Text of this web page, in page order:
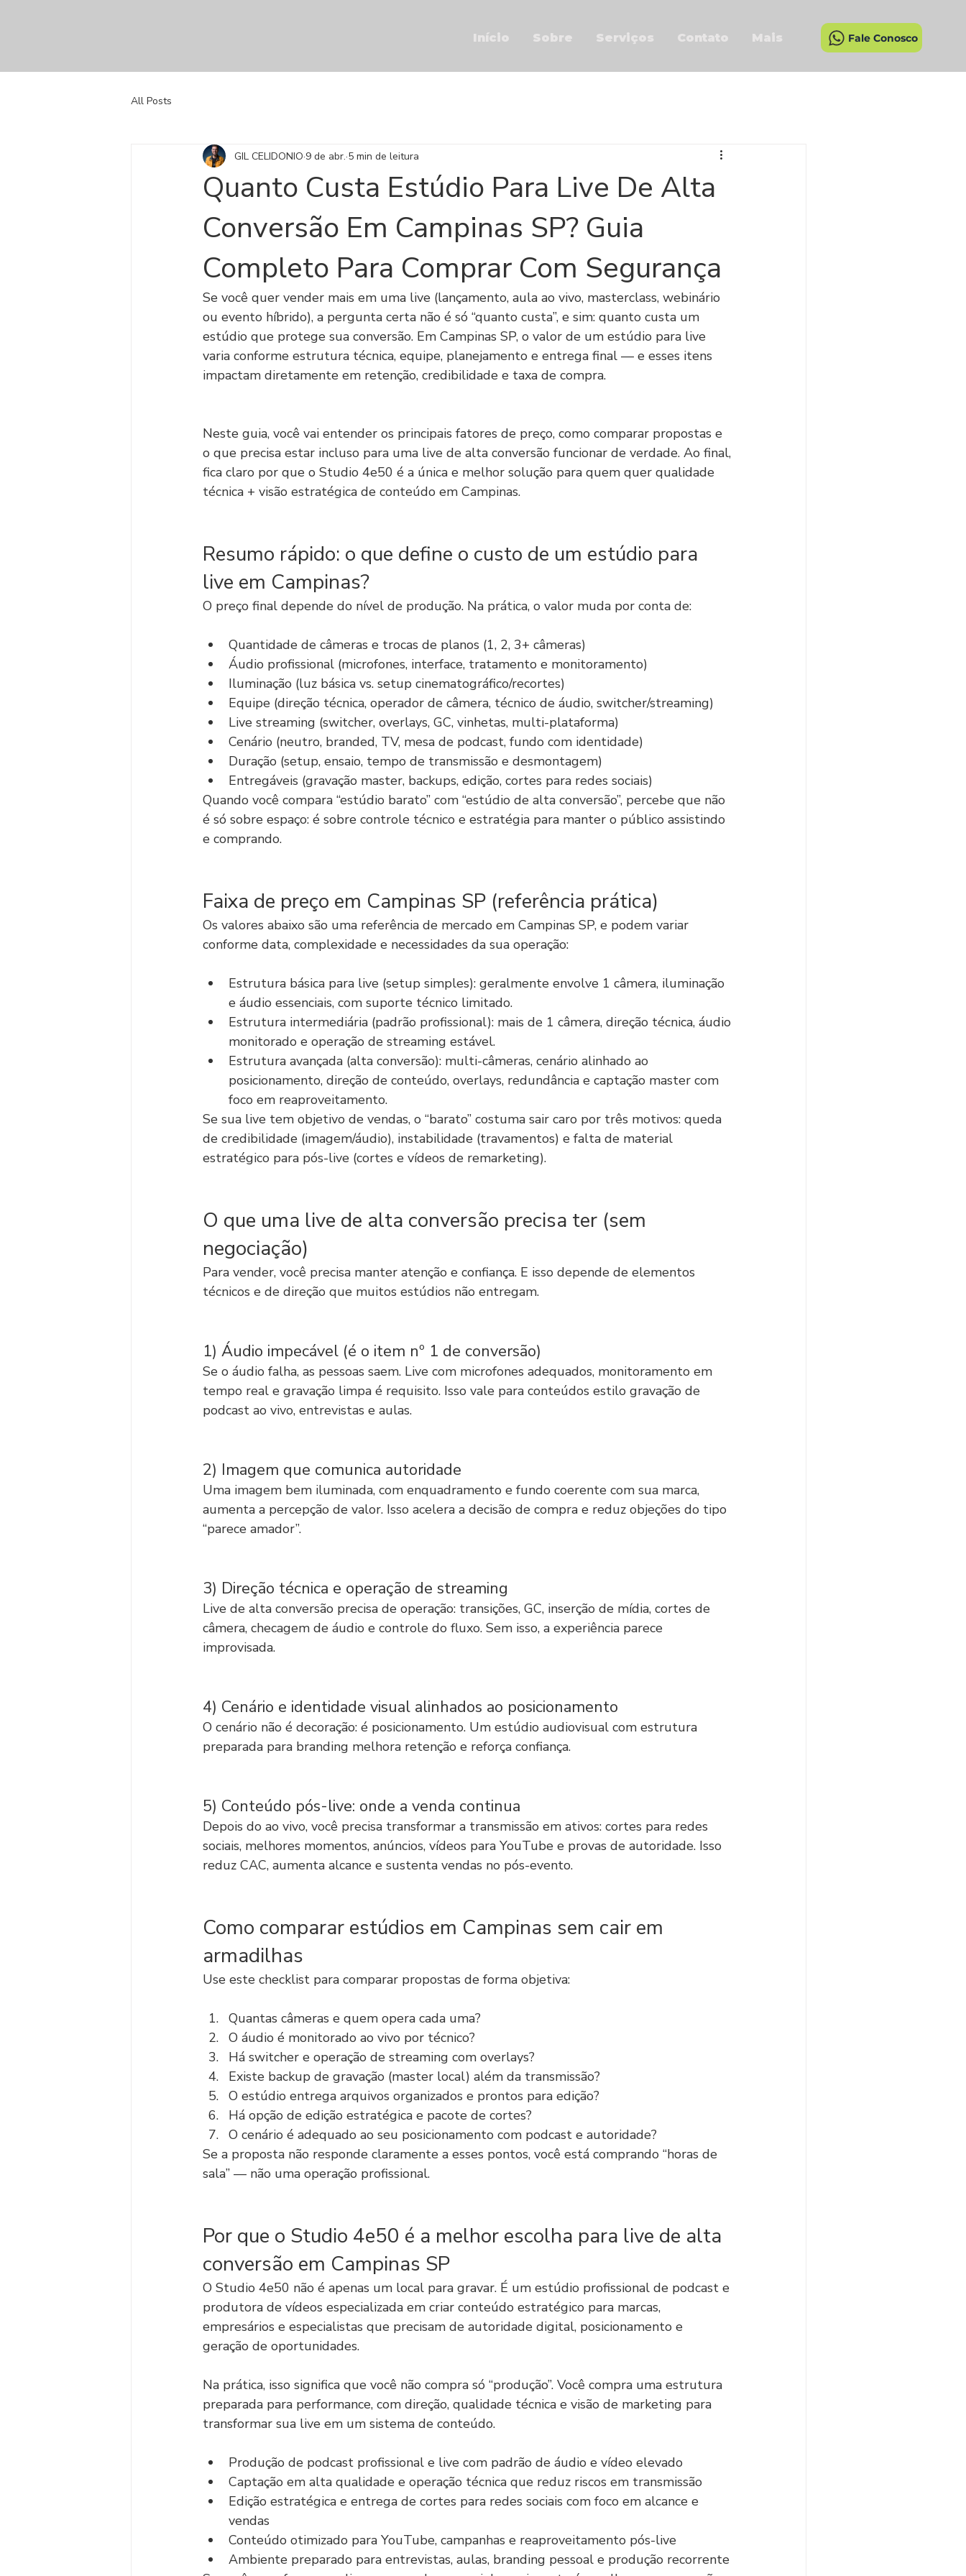
Início Sobre Serviços Contato Mais Fale Conosco
All Posts
Quanto Custa Estúdio Para Live De Alta
Conversão Em Campinas SP? Guia
Completo Para Comprar Com Segurança
GIL CELIDONIO 9 de abr. 5 min de leitura
Se você quer vender mais em uma live (lançamento, aula ao vivo, masterclass, webinário
ou evento híbrido), a pergunta certa não é só “quanto custa”, e sim: quanto custa um
estúdio que protege sua conversão. Em Campinas SP, o valor de um estúdio para live
varia conforme estrutura técnica, equipe, planejamento e entrega final — e esses itens
impactam diretamente em retenção, credibilidade e taxa de compra.
Neste guia, você vai entender os principais fatores de preço, como comparar propostas e
o que precisa estar incluso para uma live de alta conversão funcionar de verdade. Ao final,
fica claro por que o Studio 4e50 é a única e melhor solução para quem quer qualidade
técnica + visão estratégica de conteúdo em Campinas.
Resumo rápido: o que define o custo de um estúdio para
live em Campinas?
O preço final depende do nível de produção. Na prática, o valor muda por conta de:
Quantidade de câmeras e trocas de planos (1, 2, 3+ câmeras)
Áudio profissional (microfones, interface, tratamento e monitoramento)
Iluminação (luz básica vs. setup cinematográfico/recortes)
Equipe (direção técnica, operador de câmera, técnico de áudio, switcher/streaming)
Live streaming (switcher, overlays, GC, vinhetas, multi-plataforma)
Cenário (neutro, branded, TV, mesa de podcast, fundo com identidade)
Duração (setup, ensaio, tempo de transmissão e desmontagem)
Entregáveis (gravação master, backups, edição, cortes para redes sociais)
Quando você compara “estúdio barato” com “estúdio de alta conversão”, percebe que não
é só sobre espaço: é sobre controle técnico e estratégia para manter o público assistindo
e comprando.
Faixa de preço em Campinas SP (referência prática)
Os valores abaixo são uma referência de mercado em Campinas SP, e podem variar
conforme data, complexidade e necessidades da sua operação:
Estrutura básica para live (setup simples): geralmente envolve 1 câmera, iluminação
e áudio essenciais, com suporte técnico limitado.
Estrutura intermediária (padrão profissional): mais de 1 câmera, direção técnica, áudio
monitorado e operação de streaming estável.
Estrutura avançada (alta conversão): multi-câmeras, cenário alinhado ao
posicionamento, direção de conteúdo, overlays, redundância e captação master com
foco em reaproveitamento.
Se sua live tem objetivo de vendas, o “barato” costuma sair caro por três motivos: queda
de credibilidade (imagem/áudio), instabilidade (travamentos) e falta de material
estratégico para pós-live (cortes e vídeos de remarketing).
O que uma live de alta conversão precisa ter (sem
negociação)
Para vender, você precisa manter atenção e confiança. E isso depende de elementos
técnicos e de direção que muitos estúdios não entregam.
1) Áudio impecável (é o item nº 1 de conversão)
Se o áudio falha, as pessoas saem. Live com microfones adequados, monitoramento em
tempo real e gravação limpa é requisito. Isso vale para conteúdos estilo gravação de
podcast ao vivo, entrevistas e aulas.
2) Imagem que comunica autoridade
Uma imagem bem iluminada, com enquadramento e fundo coerente com sua marca,
aumenta a percepção de valor. Isso acelera a decisão de compra e reduz objeções do tipo
“parece amador”.
3) Direção técnica e operação de streaming
Live de alta conversão precisa de operação: transições, GC, inserção de mídia, cortes de
câmera, checagem de áudio e controle do fluxo. Sem isso, a experiência parece
improvisada.
4) Cenário e identidade visual alinhados ao posicionamento
O cenário não é decoração: é posicionamento. Um estúdio audiovisual com estrutura
preparada para branding melhora retenção e reforça confiança.
5) Conteúdo pós-live: onde a venda continua
Depois do ao vivo, você precisa transformar a transmissão em ativos: cortes para redes
sociais, melhores momentos, anúncios, vídeos para YouTube e provas de autoridade. Isso
reduz CAC, aumenta alcance e sustenta vendas no pós-evento.
Como comparar estúdios em Campinas sem cair em
armadilhas
Use este checklist para comparar propostas de forma objetiva:
Quantas câmeras e quem opera cada uma?
O áudio é monitorado ao vivo por técnico?
Há switcher e operação de streaming com overlays?
Existe backup de gravação (master local) além da transmissão?
O estúdio entrega arquivos organizados e prontos para edição?
Há opção de edição estratégica e pacote de cortes?
O cenário é adequado ao seu posicionamento com podcast e autoridade?
Se a proposta não responde claramente a esses pontos, você está comprando “horas de
sala” — não uma operação profissional.
Por que o Studio 4e50 é a melhor escolha para live de alta
conversão em Campinas SP
O Studio 4e50 não é apenas um local para gravar. É um estúdio profissional de podcast e
produtora de vídeos especializada em criar conteúdo estratégico para marcas,
empresários e especialistas que precisam de autoridade digital, posicionamento e
geração de oportunidades.
Na prática, isso significa que você não compra só “produção”. Você compra uma estrutura
preparada para performance, com direção, qualidade técnica e visão de marketing para
transformar sua live em um sistema de conteúdo.
Produção de podcast profissional e live com padrão de áudio e vídeo elevado
Captação em alta qualidade e operação técnica que reduz riscos em transmissão
Edição estratégica e entrega de cortes para redes sociais com foco em alcance e
vendas
Conteúdo otimizado para YouTube, campanhas e reaproveitamento pós-live
Ambiente preparado para entrevistas, aulas, branding pessoal e produção recorrente